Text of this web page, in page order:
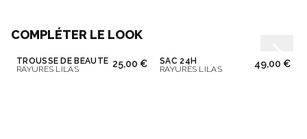
COMPLÉTER LE LOOK
TROUSSE DE BEAUTÉ
RAYURES LILAS
25,00 €
SAC 24H
RAYURES LILAS
49,00 €